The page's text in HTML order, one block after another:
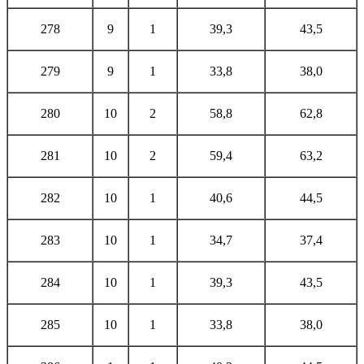
278 9 1 39,3 43,5
279 9 1 33,8 38,0
280 10 2 58,8 62,8
281 10 2 59,4 63,2
282 10 1 40,6 44,5
283 10 1 34,7 37,4
284 10 1 39,3 43,5
285 10 1 33,8 38,0